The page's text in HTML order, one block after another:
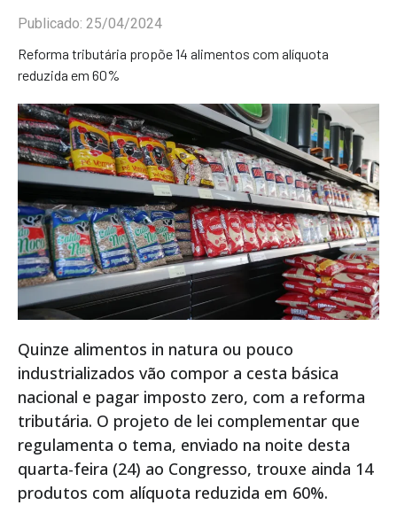
Publicado: 25/04/2024
Reforma tributária propõe 14 alimentos com alíquota
reduzida em 60%
Quinze alimentos in natura ou pouco
industrializados vão compor a cesta básica
nacional e pagar imposto zero, com a reforma
tributária. O projeto de lei complementar que
regulamenta o tema, enviado na noite desta
quarta-feira (24) ao Congresso, trouxe ainda 14
produtos com alíquota reduzida em 60%.